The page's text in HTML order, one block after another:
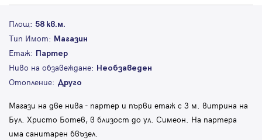
Площ: 58 кв.м.
Тип Имот: Магазин
Етаж: Партер
Ниво на обзавеждане: Необзаведен
Отопление: Друго
Магази на две нива - партер и първи етаж с 3 м. витрина на
Бул. Христо Ботев, в близост до ул. Симеон. На партера
има санитарен бвъзел.